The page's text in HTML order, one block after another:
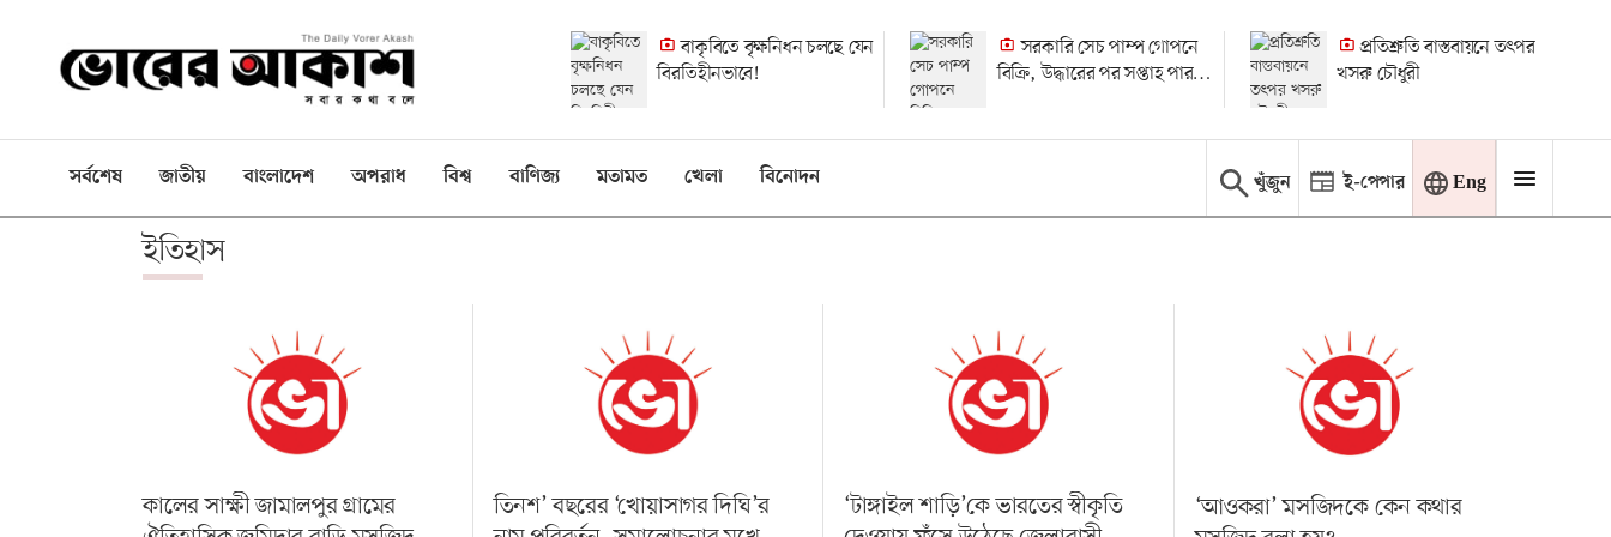
বাকৃবিতে বৃক্ষনিধন চলছে যেন
বিরতিহীনভাবে!
সরকারি সেচ পাম্প গোপনে
বিক্রি, উদ্ধারের পর সপ্তাহ পার
প্রতিশ্রুতি বাস্তবায়নে তৎপর
খসরু চৌধুরী
সর্বশেষ জাতীয় বাংলাদেশ অপরাধ বিশ্ব বাণিজ্য মতামত খেলা বিনোদন খুঁজুন ই-পেপার Eng
প্রচ্ছদ
বাংলাদেশ
ইতিহাস
কালের সাক্ষী জামালপুর গ্রামের
তিনশ’ বছরের ‘খোয়াসাগর দিঘি’র
‘টাঙ্গাইল শাড়ি’কে ভারতের স্বীকৃতি
‘আওকরা’ মসজিদকে কেন কথার